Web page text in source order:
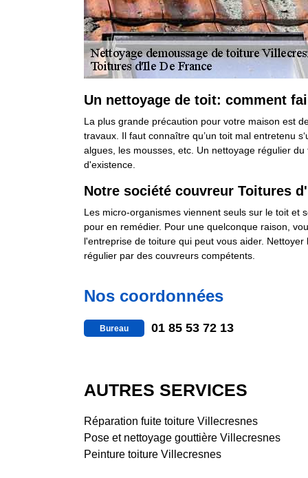
Un nettoyage de toit: comment
La plus grande précaution pour votre maison est
travaux. Il faut connaître qu’un toit mal entretenu
algues, les mousses, etc. Un nettoyage régulier
d'existence.
Notre société couvreur Toitures
Les micro-organismes viennent seuls sur le toit et
pour en remédier. Pour une quelconque raison,
l'entreprise de toiture qui peut vous aider.
régulier par des couvreurs compétents.
Nos coordonnées
Bureau 01 85 53 72 13
AUTRES SERVICES
Réparation fuite toiture Villecresnes
Pose et nettoyage gouttière Villecresnes
Peinture toiture Villecresnes